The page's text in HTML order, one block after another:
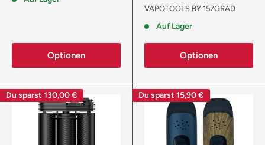
Optionen
VAPOTOOLS BY 157GRAD
Auf Lager
Optionen
Du sparst 130,00 € Du sparst 15,90 €